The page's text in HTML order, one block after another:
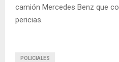
camión Mercedes Benz que
pericias.
POLICIALES